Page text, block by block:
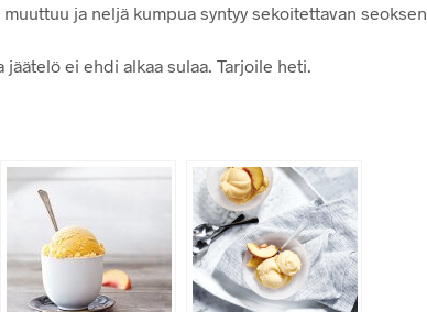
ja neljä kumpua syntyy sekoitettavan seoksen
ei ehdi alkaa sulaa. Tarjoile heti.